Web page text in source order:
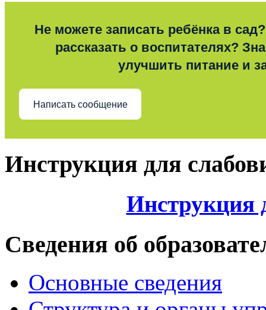
Не можете записать ребёнка в
рассказать о воспитателях?
улучшить питание и
Написать сообщение
Инструкция для
Инструкция
Сведения об
Основные сведения